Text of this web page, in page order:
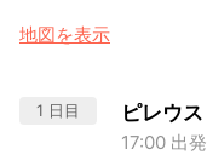
地図を表示
1 日目 ピレウ
17:00 出発